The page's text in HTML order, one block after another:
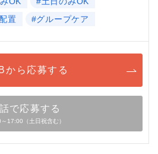
置
#グループケア
から応募する
で応募する
17:00（土日祝含む）